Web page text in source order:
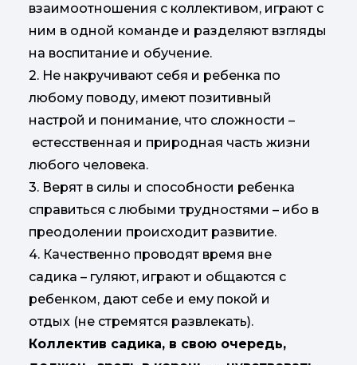
взаимоотношения с коллективом, играют с
ним в одной команде и разделяют взгляды
на воспитание и обучение.
2. Не накручивают себя и ребенка по
любому поводу, имеют позитивный
настрой и понимание, что сложности –
естесственная и природная часть жизни
любого человека.
3. Верят в силы и способности ребенка
справиться с любыми трудностями – ибо в
преодолении происходит развитие.
4. Качественно проводят время вне
садика – гуляют, играют и общаются с
ребенком, дают себе и ему покой и
отдых (не стремятся развлекать).
Коллектив садика, в свою очередь,